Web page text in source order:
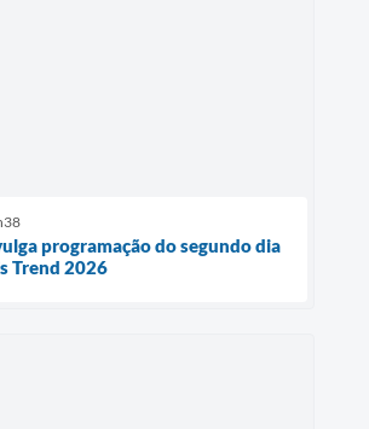
programação do segundo dia
Trend 2026